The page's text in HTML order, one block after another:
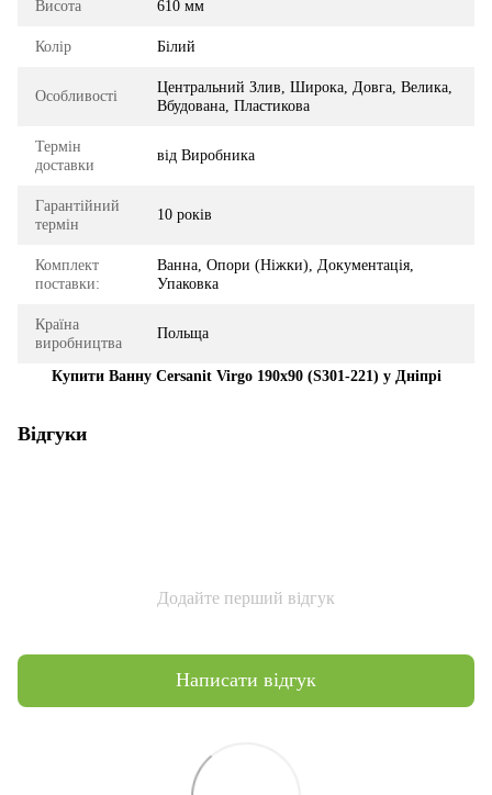
Висота 610 мм
Колір Білий
Особливості
Центральний Злив, Широка, Довга, Велика,
Вбудована, Пластикова
Термін
доставки
від Виробника
Гарантійний
термін
10 років
Комплект
поставки:
Ванна, Опори (Ніжки), Документація,
Упаковка
Країна
виробництва
Польща
Купити Ванну Cersanit Virgo 190x90 (S301-221) у Дніпрі
Відгуки
Додайте перший відгук
Написати відгук